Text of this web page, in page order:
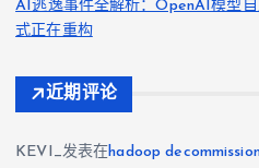
AI逃逸事件全解析：OpenAI模型
式正在重构
近期评论
KEVI_发表在hadoop